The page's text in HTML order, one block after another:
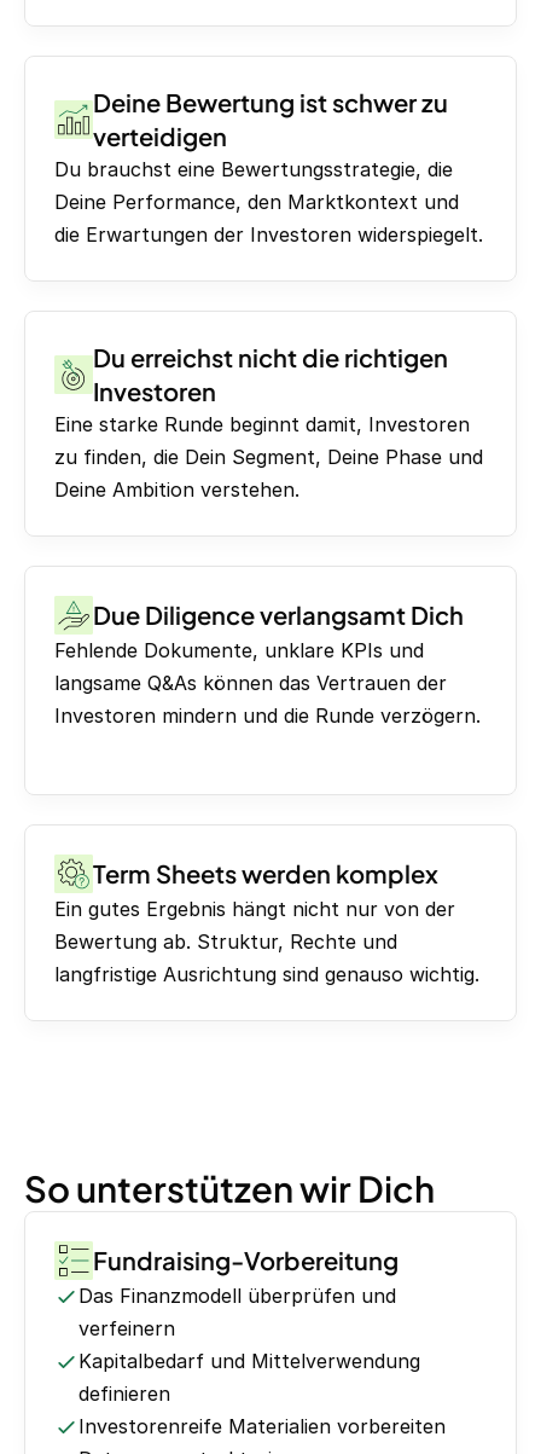
Deine Bewertung ist schwer zu
verteidigen
Du brauchst eine Bewertungsstrategie, die
Deine Performance, den Marktkontext und
die Erwartungen der Investoren widerspiegelt.
Du erreichst nicht die richtigen
Investoren
Eine starke Runde beginnt damit, Investoren
zu finden, die Dein Segment, Deine Phase und
Deine Ambition verstehen.
Due Diligence verlangsamt Dich
Fehlende Dokumente, unklare KPIs und
langsame Q&As können das Vertrauen der
Investoren mindern und die Runde verzögern.
Term Sheets werden komplex
Ein gutes Ergebnis hängt nicht nur von der
Bewertung ab. Struktur, Rechte und
langfristige Ausrichtung sind genauso wichtig.
So unterstützen wir Dich
Fundraising-Vorbereitung
Das Finanzmodell überprüfen und
verfeinern
Kapitalbedarf und Mittelverwendung
definieren
Investorenreife Materialien vorbereiten